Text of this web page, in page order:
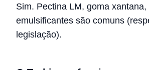
Sim. Pectina LM, goma
emulsificantes são comuns
legislação).